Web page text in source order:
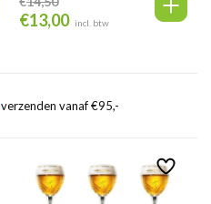
Oorspronkelijke
€13,00 Huidige
incl. btw
verzenden vanaf €95,-